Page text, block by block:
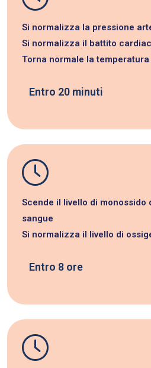
Si normalizza la pressione
Si normalizza il battito
Torna normale la
Entro 20 minuti
Scende il livello di monossido
sangue
Si normalizza il livello di
Entro 8 ore